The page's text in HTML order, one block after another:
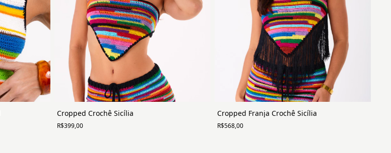
Cropped Crochê Sicília
R$399,00
Cropped Franja Crochê Sicília
R$568,00